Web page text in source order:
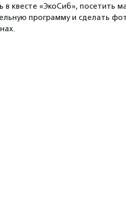
в квесте «ЭкоСиб», посетить
программу и сделать